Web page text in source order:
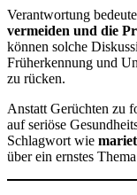
Verantwortung
vermeiden und die
können solche
Früherkennung und
zu rücken.
Anstatt Gerüchten zu
auf seriöse
Schlagwort wie
über ein ernstes